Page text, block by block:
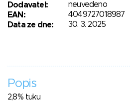
Dodavatel:
neuvedeno
EAN:
4049727018987
Data ze dne:
30. 3. 2025
Popis
2,8% tuku